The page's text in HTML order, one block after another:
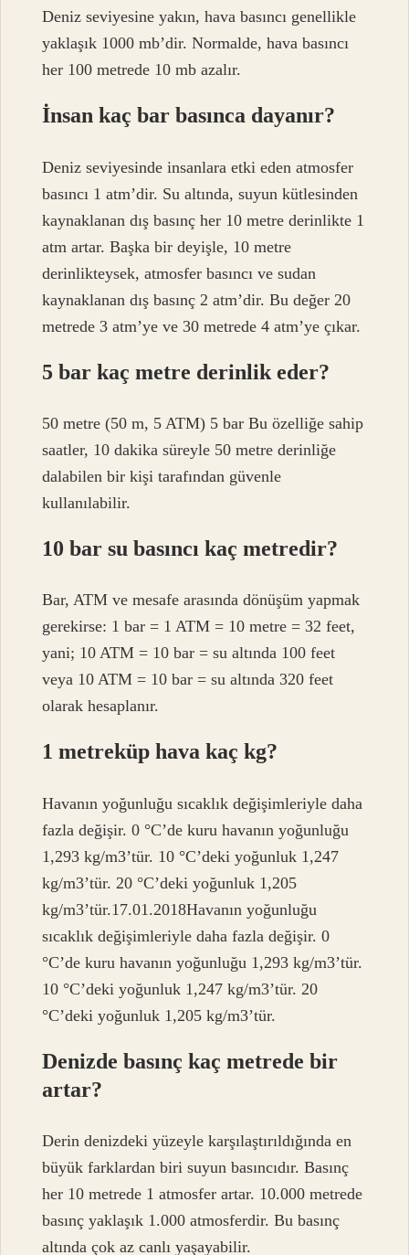
Deniz seviyesine yakın, hava basıncı genellikle
yaklaşık 1000 mb’dir. Normalde, hava basıncı
her 100 metrede 10 mb azalır.
İnsan kaç bar basınca dayanır?
Deniz seviyesinde insanlara etki eden atmosfer
basıncı 1 atm’dir. Su altında, suyun kütlesinden
kaynaklanan dış basınç her 10 metre derinlikte 1
atm artar. Başka bir deyişle, 10 metre
derinlikteysek, atmosfer basıncı ve sudan
kaynaklanan dış basınç 2 atm’dir. Bu değer 20
metrede 3 atm’ye ve 30 metrede 4 atm’ye çıkar.
5 bar kaç metre derinlik eder?
50 metre (50 m, 5 ATM) 5 bar Bu özelliğe sahip
saatler, 10 dakika süreyle 50 metre derinliğe
dalabilen bir kişi tarafından güvenle
kullanılabilir.
10 bar su basıncı kaç metredir?
Bar, ATM ve mesafe arasında dönüşüm yapmak
gerekirse: 1 bar = 1 ATM = 10 metre = 32 feet,
yani; 10 ATM = 10 bar = su altında 100 feet
veya 10 ATM = 10 bar = su altında 320 feet
olarak hesaplanır.
1 metreküp hava kaç kg?
Havanın yoğunluğu sıcaklık değişimleriyle daha
fazla değişir. 0 °C’de kuru havanın yoğunluğu
1,293 kg/m3’tür. 10 °C’deki yoğunluk 1,247
kg/m3’tür. 20 °C’deki yoğunluk 1,205
kg/m3’tür.17.01.2018Havanın yoğunluğu
sıcaklık değişimleriyle daha fazla değişir. 0
°C’de kuru havanın yoğunluğu 1,293 kg/m3’tür.
10 °C’deki yoğunluk 1,247 kg/m3’tür. 20
°C’deki yoğunluk 1,205 kg/m3’tür.
Denizde basınç kaç metrede bir
artar?
Derin denizdeki yüzeyle karşılaştırıldığında en
büyük farklardan biri suyun basıncıdır. Basınç
her 10 metrede 1 atmosfer artar. 10.000 metrede
basınç yaklaşık 1.000 atmosferdir. Bu basınç
altında çok az canlı yaşayabilir.